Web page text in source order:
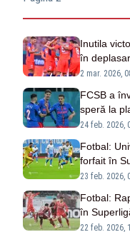
Inutila
în
2 mar. 2026,
FCSB a
speră la
24 feb. 2026,
Fotbal:
forfait în
23 feb. 2026,
Fotbal:
în
22 feb. 2026,